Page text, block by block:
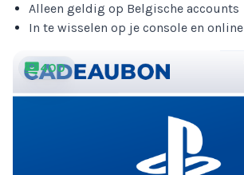
Alleen geldig op Belgische accounts
In te wisselen op je console en online
400